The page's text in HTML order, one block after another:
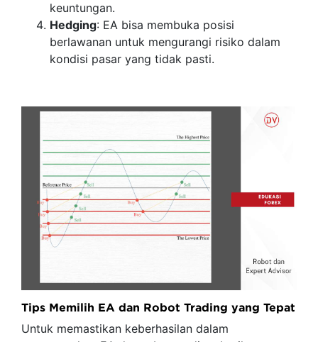
keuntungan.
Hedging: EA bisa membuka posisi
berlawanan untuk mengurangi risiko dalam
kondisi pasar yang tidak pasti.
Tips Memilih EA dan Robot Trading yang Tepat
Untuk memastikan keberhasilan dalam